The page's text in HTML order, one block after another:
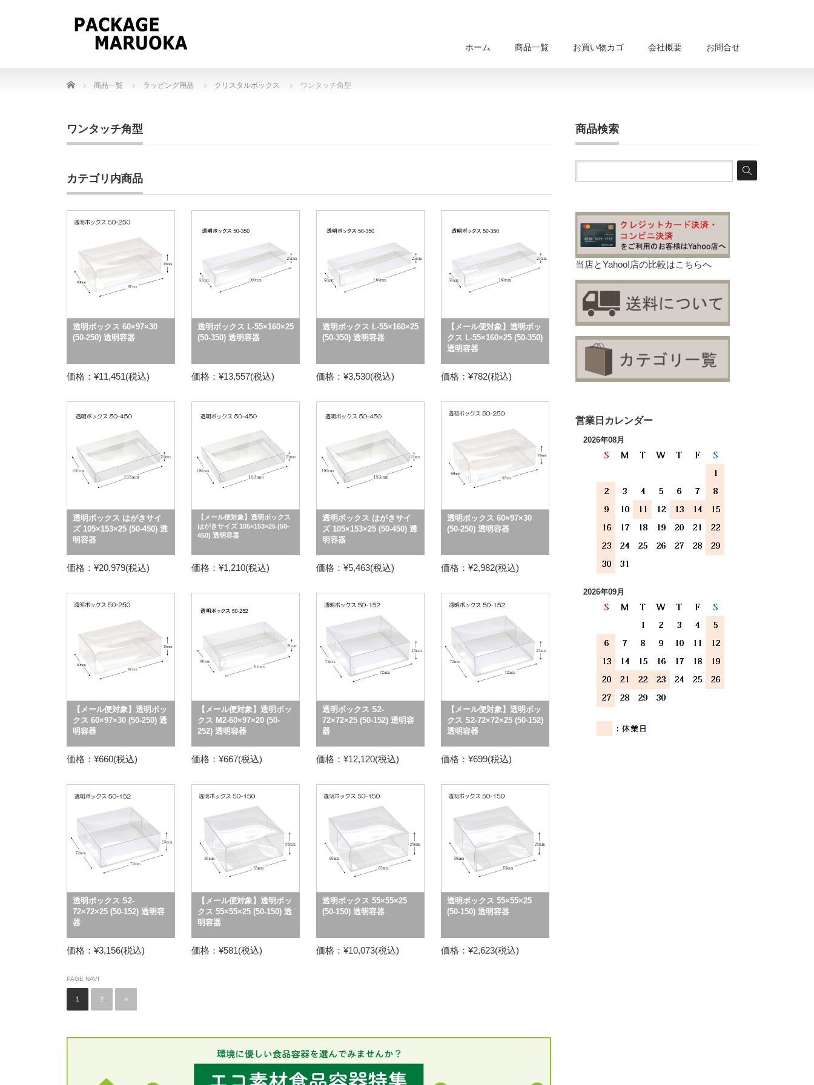
ホーム 商品一覧 お買い物カゴ 会社概要 お問合せ
Home 商品一覧 ラッピング用品 クリスタルボックス ワンタッチ角型
ワンタッチ角型
カテゴリ内商品
透明ボックス 60×97×30
(50-250) 透明容器
価格：¥11,451(税込)
透明ボックス L-55×160×25
(50-350) 透明容器
価格：¥13,557(税込)
透明ボックス L-55×160×25
(50-350) 透明容器
価格：¥3,530(税込)
【メール便対象】透明ボッ
クス L-55×160×25 (50-350)
透明容器
価格：¥782(税込)
透明ボックス はがきサイ
ズ 105×153×25 (50-450) 透
明容器
価格：¥20,979(税込)
【メール便対象】透明ボックス
はがきサイズ 105×153×25 (50-
450) 透明容器
価格：¥1,210(税込)
透明ボックス はがきサイ
ズ 105×153×25 (50-450) 透
明容器
価格：¥5,463(税込)
透明ボックス 60×97×30
(50-250) 透明容器
価格：¥2,982(税込)
【メール便対象】透明ボッ
クス 60×97×30 (50-250) 透
明容器
価格：¥660(税込)
【メール便対象】透明ボッ
クス M2-60×97×20 (50-
252) 透明容器
価格：¥667(税込)
透明ボックス S2-
72×72×25 (50-152) 透明容
器
価格：¥12,120(税込)
【メール便対象】透明ボッ
クス S2-72×72×25 (50-152)
透明容器
価格：¥699(税込)
透明ボックス S2-
72×72×25 (50-152) 透明容
器
価格：¥3,156(税込)
【メール便対象】透明ボッ
クス 55×55×25 (50-150) 透
明容器
価格：¥581(税込)
透明ボックス 55×55×25
(50-150) 透明容器
価格：¥10,073(税込)
透明ボックス 55×55×25
(50-150) 透明容器
価格：¥2,623(税込)
PAGE NAVI
1 2 »
商品検索
当店とYahoo!店の比較はこちらへ
営業日カレンダー
2026年08月
2026年09月